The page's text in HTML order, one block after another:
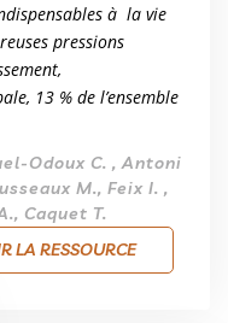
à la vie
pressions
13 % de l’ensemble
Odoux C. , Antoni
M., Feix I. ,
Caquet T.
LA RESSOURCE